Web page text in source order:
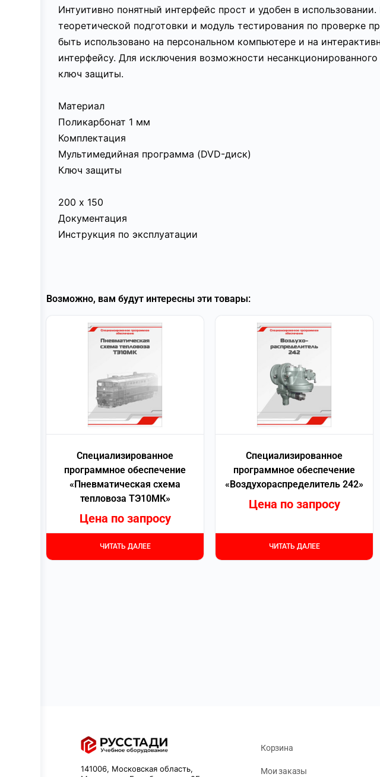
Интуитивно понятный интерфейс прост и удобен в
теоретической подготовки и модуль тестирования по проверке
быть использовано на персональном компьютере и на
интерфейсу. Для исключения возможности
ключ защиты.
Материал
Поликарбонат 1 мм
Комплектация
Мультимедийная программа (DVD-диск)
Ключ защиты
200 х 150
Документация
Инструкция по эксплуатации
Возможно, вам будут интересны эти товары:
Специализированное
программное обеспечение
«Пневматическая схема
тепловоза ТЭ10МК»
Цена по запросу
ЧИТАТЬ ДАЛЕЕ
Специализированное
программное обеспечение
«Воздухораспределитель 242»
Цена по запросу
ЧИТАТЬ ДАЛЕЕ
141006, Московская область,
Корзина
Мои заказы